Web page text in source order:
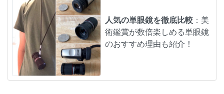
人気の単眼鏡を徹底比較 ：美
術鑑賞が数倍楽しめる単眼鏡
のおすすめ理由も紹介！